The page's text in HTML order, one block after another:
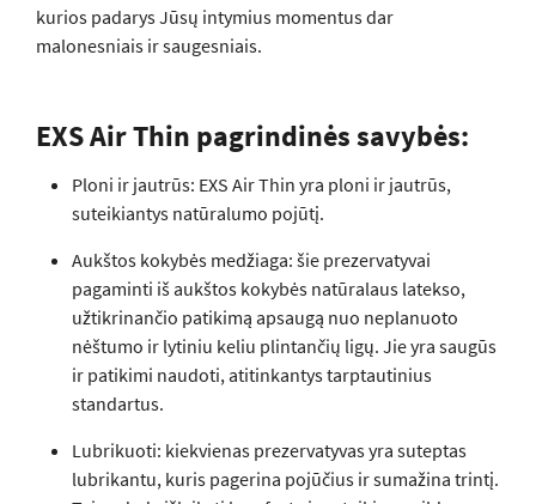
kurios padarys Jūsų intymius momentus dar
malonesniais ir saugesniais.
EXS Air Thin pagrindinės savybės:
Ploni ir jautrūs: EXS Air Thin yra ploni ir jautrūs,
suteikiantys natūralumo pojūtį.
Aukštos kokybės medžiaga: šie prezervatyvai
pagaminti iš aukštos kokybės natūralaus latekso,
užtikrinančio patikimą apsaugą nuo neplanuoto
nėštumo ir lytiniu keliu plintančių ligų. Jie yra saugūs
ir patikimi naudoti, atitinkantys tarptautinius
standartus.
Lubrikuoti: kiekvienas prezervatyvas yra suteptas
lubrikantu, kuris pagerina pojūčius ir sumažina trintį.